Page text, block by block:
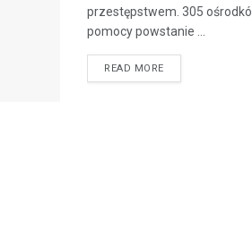
przestępstwem. 305
pomocy powstanie ...
READ MORE